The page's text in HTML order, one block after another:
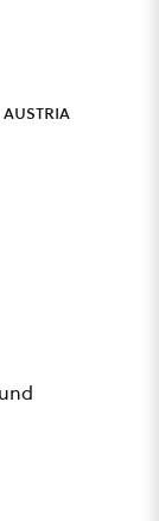
austria